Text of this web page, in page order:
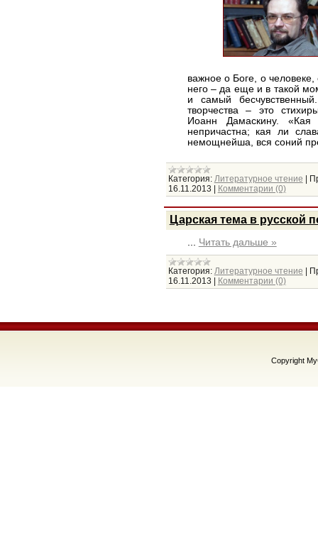
важное о Боге, о
него – да еще и в такой
и самый
творчества – это
Иоанн Дамаскину. «Кая
непричастна; кая ли
немощнейша, вся соний
Категория: Литературное чтение |
16.11.2013 | Комментарии (0)
Царская тема в русской
... Читать дальше »
Категория: Литературное чтение
16.11.2013
Комментарии (0)
Copyright